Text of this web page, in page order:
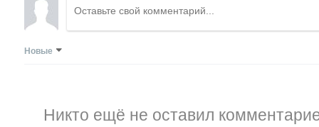
Новые
Никто ещё не оставил